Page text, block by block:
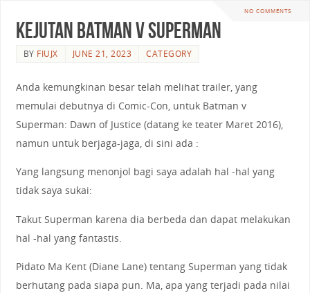
NO COMMENTS
Kejutan Batman v Superman
BY FIUJX JUNE 21, 2023 CATEGORY
Anda kemungkinan besar telah melihat trailer, yang
memulai debutnya di Comic-Con, untuk Batman v
Superman: Dawn of Justice (datang ke teater Maret 2016),
namun untuk berjaga-jaga, di sini ada :
Yang langsung menonjol bagi saya adalah hal -hal yang
tidak saya sukai:
Takut Superman karena dia berbeda dan dapat melakukan
hal -hal yang fantastis.
Pidato Ma Kent (Diane Lane) tentang Superman yang tidak
berhutang pada siapa pun. Ma, apa yang terjadi pada nilai